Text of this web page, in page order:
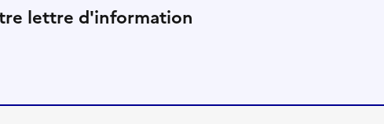
le réseaux sociaux et
lettre d'information